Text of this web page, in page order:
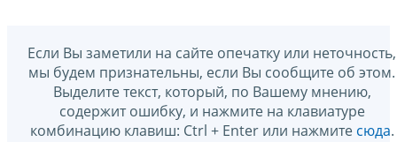
Если Вы заметили на сайте опечатку или неточность,
мы будем признательны, если Вы сообщите об этом.
Выделите текст, который, по Вашему мнению,
содержит ошибку, и нажмите на клавиатуре
комбинацию клавиш: Ctrl + Enter или нажмите сюда.